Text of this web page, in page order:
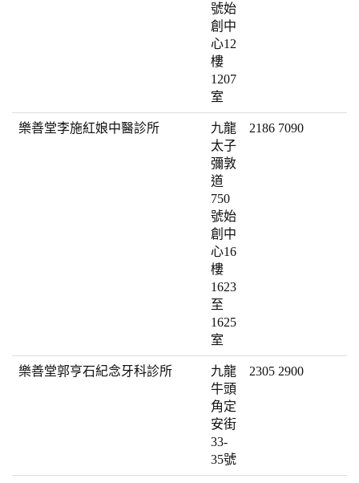
號始
創中
心12
樓
1207
室
樂善堂李施紅娘中醫診所
九龍
太子
彌敦
道
750
號始
創中
心16
樓
1623
至
1625
室
2186 7090
樂善堂郭亨石紀念牙科診所
九龍
牛頭
角定
安街
33-
35號
2305 2900